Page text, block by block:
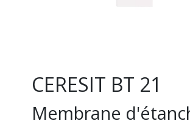
CERESIT BT 21
Membrane